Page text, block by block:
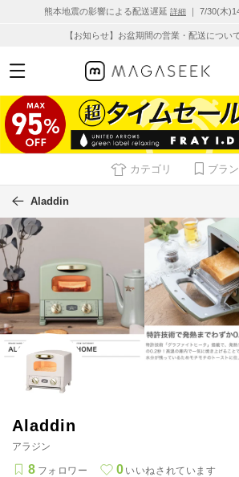
熊本地震の影響による配送遅延 詳細 ｜ 7/30(木
【お知らせ】お盆期間の営業・配送につい
カテゴリ ブラ
Aladdin
Aladdin
アラジン
8 フォロワー 0 いいねされています